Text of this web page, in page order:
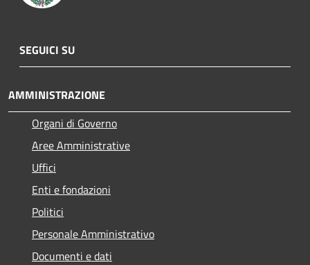
SEGUICI SU
AMMINISTRAZIONE
Organi di Governo
Aree Amministrative
Uffici
Enti e fondazioni
Politici
Personale Amministrativo
Documenti e dati